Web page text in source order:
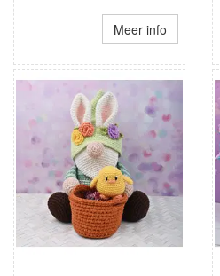
Meer info